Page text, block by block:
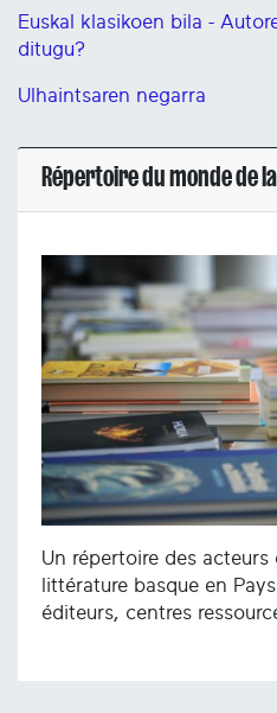
Euskal klasikoen bila -
ditugu?
Ulhaintsaren negarra
Répertoire du monde de
Un répertoire des
littérature basque en
éditeurs, centres